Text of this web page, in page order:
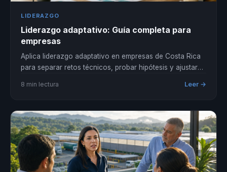
LIDERAZGO
Liderazgo adaptativo: Guía completa para
empresas
Aplica liderazgo adaptativo en empresas de Costa Rica
para separar retos técnicos, probar hipótesis y ajustar
8 min lectura Leer →